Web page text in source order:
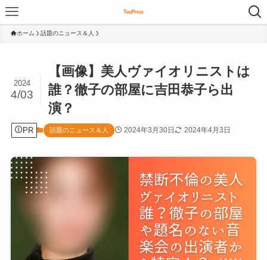
ホーム 話題のニュース＆人
【画像】美人ヴァイオリニストは
誰？徹子の部屋に吉田恭子ら出
演？
2024
4/03
PR 話題のニュース＆人 2024年3月30日 2024年4月3日